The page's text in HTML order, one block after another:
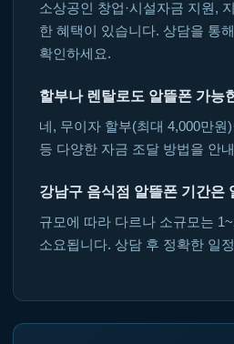
소상공인 창업·시설자금 지원,
한 혜택이 있습니다. 상담을 통
확인하세요.
할부나 렌탈로도 알뜰폰 가능
네, 무이자 할부(최대 4,000만원
등 다양한 자금 조달 방법을 안
강남구 음식점 알뜰폰 기간은
규모에 따라 다르나 소규모는
소요됩니다. 상담 후 정확한 일